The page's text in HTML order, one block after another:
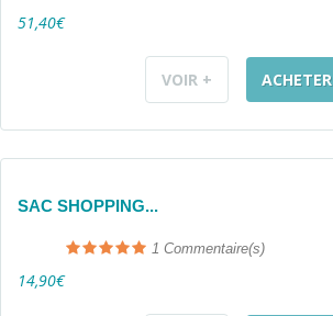
51,40€
VOIR + ACHETER
SAC SHOPPING...
1 Commentaire(s)
14,90€